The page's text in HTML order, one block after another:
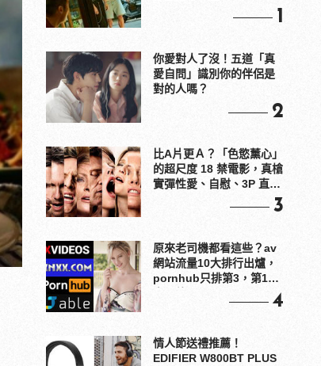
1
你愛對人了沒！五道「真
愛自問」識別你的伴侶是
對的人嗎？
2
比A片更Ａ？「色慾薰心」
的超尺度 18 禁電影，真槍
實彈性愛、自慰、3P 直接
3
原來老司機都看這些？av
網站流量10大排行出爐，
pornhub只排第3，第1名
4
情人節送禮推薦！
EDIFIER W800BT PLUS